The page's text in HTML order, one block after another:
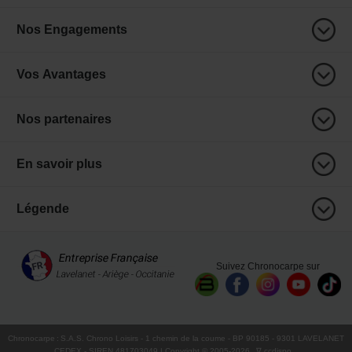
Nos Engagements
Vos Avantages
Nos partenaires
En savoir plus
Légende
Suivez Chronocarpe sur
Chronocarpe : S.A.S. Chrono Loisirs - 1 chemin de la coume - BP 90185 - 9301 LAVELANET